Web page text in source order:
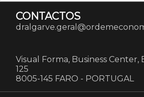
CONTACTOS
Visual Forma, Business Center,
125
8005-145 FARO - PORTUGAL